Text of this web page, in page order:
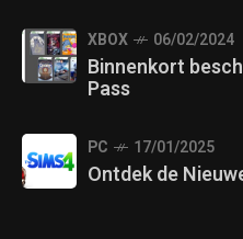
XBOX 06/02/2024
Binnenkort
Pass
PC 17/01/2025
Ontdek de